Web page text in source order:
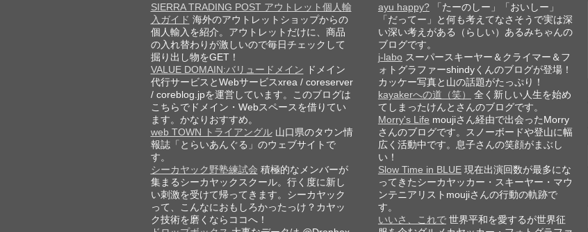
SIERRA TRADING POST アウトレット個人輸
入ガイド 海外のアウトレットショップからの
個人輸入を紹介。アウトレットだけに、商品
の入れ替わりが激しいので毎日チェックして
掘り出し物をGET！
VALUE DOMAIN:バリュードメイン ドメイン
代行サービスとWebサービスxrea / coreserver
/ coreblog.jpを運営しています。このブログは
こちらでドメイン・Webスペースを借りてい
ます。かなりおすすめ。
web TOWN トライアングル山口県のタウン情
報誌「とらいあんぐる」のウェブサイトで
す。
シーカヤック野塾練試会 積極的なメンバーが
集まるシーカヤックスクール。行く度に新し
い刺激を受けて帰ってきます。シーカヤック
って、こんなにおもしろかったっけ？カヤッ
ク技術を磨くならココへ！
ayu happy?「たーのしー」「おいしー」
「だってー」と何も考えてなさそうで実は深
い深い考えがある（らしい）あるみちゃんの
ブログです。
j-labo スーパースキーヤー＆クライマー＆フ
ォトグラファーshindyくんのブログが登場！
カッケー写真と山の話題がたっぷり！
kayakerへの道（笑）
全く新しい人生を始め
てしまったけんとさんのブログです。
Morry's Life moujiさん経由で出会ったMorry
さんのブログです。スノーボードや登山に幅
広く活動中です。息子さんの笑顔がまぶし
い！
Slow Time in BLUE現在出演回数が最多にな
ってきたシーカヤッカー・スキーヤー・マウ
ンテニアリストmoujiさんの行動の軌跡で
す。
いいさ、これで世界平和を愛するが世界征